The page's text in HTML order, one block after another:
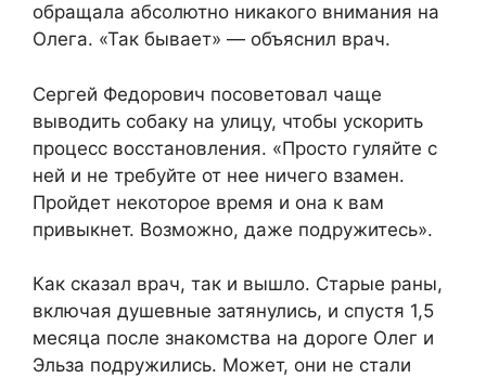
обращала абсолютно никакого внимания на
Олега. «Так бывает» — объяснил врач.
Сергей Федорович посоветовал чаще
выводить собаку на улицу, чтобы ускорить
процесс восстановления. «Просто гуляйте с
ней и не требуйте от нее ничего взамен.
Пройдет некоторое время и она к вам
привыкнет. Возможно, даже подружитесь».
Как сказал врач, так и вышло. Старые раны,
включая душевные затянулись, и спустя 1,5
месяца после знакомства на дороге Олег и
Эльза подружились. Может, они не стали